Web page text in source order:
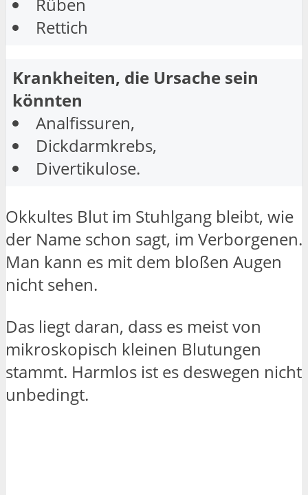
Rüben
Rettich
Krankheiten, die Ursache sein
könnten
Analfissuren,
Dickdarmkrebs,
Divertikulose.
Okkultes Blut im Stuhlgang bleibt, wie
der Name schon sagt, im Verborgenen.
Man kann es mit dem bloßen Augen
nicht sehen.
Das liegt daran, dass es meist von
mikroskopisch kleinen Blutungen
stammt. Harmlos ist es deswegen nicht
unbedingt.